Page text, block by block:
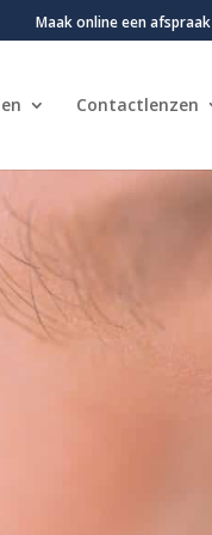
Maak online een afspraak
Contactlenzen